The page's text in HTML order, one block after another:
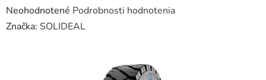
Priemerné
hodnotenie
Neohodnotené Podrobnosti hodnotenia
Značka: SOLIDEAL